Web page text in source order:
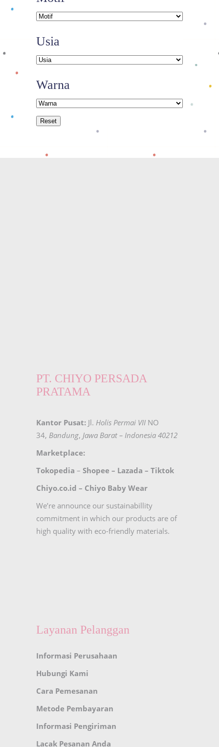
Usia
Warna
Reset
PT. CHIYO PERSADA
PRATAMA
Kantor Pusat: Jl. Holis Permai VII NO
34, Bandung, Jawa Barat – Indonesia 40212
Marketplace:
Tokopedia – Shopee – Lazada – Tiktok
Chiyo.co.id – Chiyo Baby Wear
We’re announce our sustainabillity
commitment in which our products are of
high quality with eco-friendly materials.
Layanan Pelanggan
Informasi Perusahaan
Hubungi Kami
Cara Pemesanan
Metode Pembayaran
Informasi Pengiriman
Lacak Pesanan Anda